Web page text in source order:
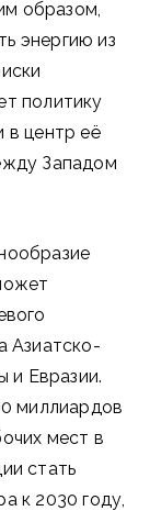
образом,
энергию из
политику
в центр её
Западом
Азиатско-
и Евразии.
миллиардов
мест в
стать
к 2030 году,